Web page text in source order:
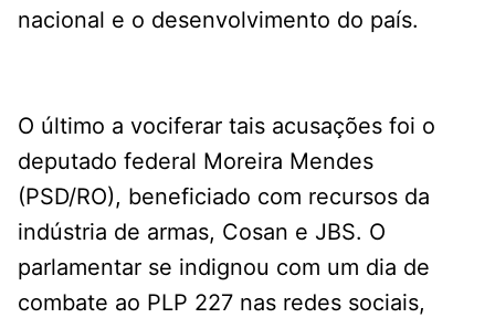
nacional e o desenvolvimento do país.
O último a vociferar tais acusações foi o
deputado federal Moreira Mendes
(PSD/RO), beneficiado com recursos da
indústria de armas, Cosan e JBS. O
parlamentar se indignou com um dia de
combate ao PLP 227 nas redes sociais,